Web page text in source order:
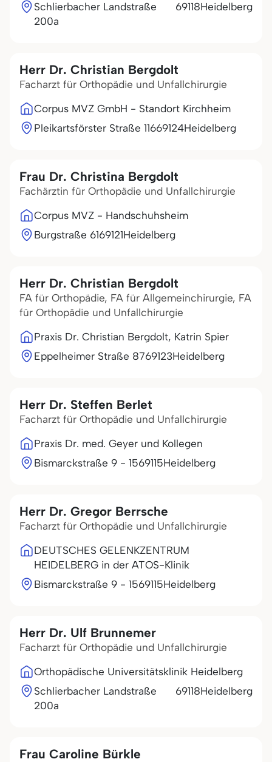
Schlierbacher Landstraße
200a
69118Heidelberg
Herr Dr. Christian Bergdolt
Facharzt für Orthopädie und Unfallchirurgie
Corpus MVZ GmbH - Standort Kirchheim
Pleikartsförster Straße 11669124Heidelberg
Frau Dr. Christina Bergdolt
Fachärztin für Orthopädie und Unfallchirurgie
Corpus MVZ - Handschuhsheim
Burgstraße 6169121Heidelberg
Herr Dr. Christian Bergdolt
FA für Orthopädie, FA für Allgemeinchirurgie, FA
für Orthopädie und Unfallchirurgie
Praxis Dr. Christian Bergdolt, Katrin Spier
Eppelheimer Straße 8769123Heidelberg
Herr Dr. Steffen Berlet
Facharzt für Orthopädie und Unfallchirurgie
Praxis Dr. med. Geyer und Kollegen
Bismarckstraße 9 - 1569115Heidelberg
Herr Dr. Gregor Berrsche
Facharzt für Orthopädie und Unfallchirurgie
DEUTSCHES GELENKZENTRUM
HEIDELBERG in der ATOS-Klinik
Bismarckstraße 9 - 1569115Heidelberg
Herr Dr. Ulf Brunnemer
Facharzt für Orthopädie und Unfallchirurgie
Orthopädische Universitätsklinik Heidelberg
Schlierbacher Landstraße
200a
69118Heidelberg
Frau Caroline Bürkle